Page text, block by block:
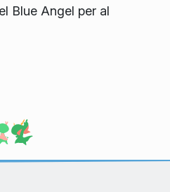
Blue Angel per al